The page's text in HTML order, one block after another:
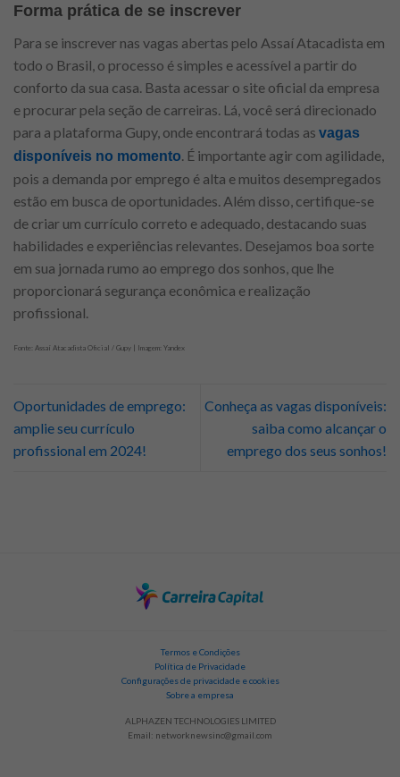
Forma prática de se inscrever
Para se inscrever nas vagas abertas pelo Assaí Atacadista em
todo o Brasil, o processo é simples e acessível a partir do
conforto da sua casa. Basta acessar o site oficial da empresa
e procurar pela seção de carreiras. Lá, você será direcionado
para a plataforma Gupy, onde encontrará todas as vagas
disponíveis no momento . É importante agir com agilidade,
pois a demanda por emprego é alta e muitos desempregados
estão em busca de oportunidades. Além disso, certifique-se
de criar um currículo correto e adequado, destacando suas
habilidades e experiências relevantes. Desejamos boa sorte
em sua jornada rumo ao emprego dos sonhos, que lhe
proporcionará segurança econômica e realização
profissional.
Fonte: Assaí Atacadista Oficial / Gupy | Imagem: Yandex
Oportunidades de emprego:
amplie seu currículo
profissional em 2024!
Conheça as vagas disponíveis:
saiba como alcançar o
emprego dos seus sonhos!
Termos e Condições
Política de Privacidade
Configurações de privacidade e cookies
Sobre a empresa
ALPHAZEN TECHNOLOGIES LIMITED
Email: networknewsinc@gmail.com